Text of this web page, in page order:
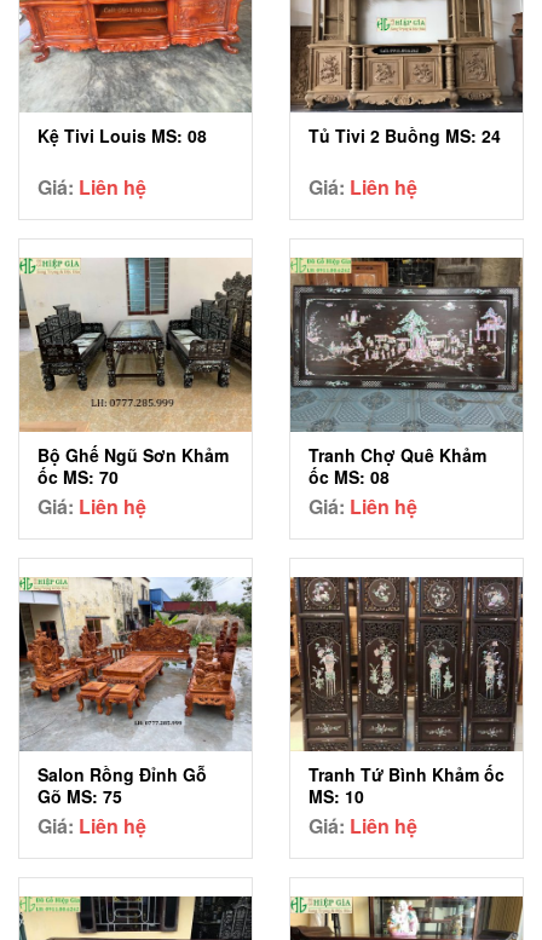
Kệ Tivi Louis MS: 08
Giá: Liên hệ
Tủ Tivi 2 Buồng MS: 24
Giá: Liên hệ
Bộ Ghế Ngũ Sơn Khảm
ốc MS: 70
Giá: Liên hệ
Tranh Chợ Quê Khảm
ốc MS: 08
Giá: Liên hệ
Salon Rồng Đỉnh Gỗ
Gõ MS: 75
Giá: Liên hệ
Tranh Tứ Bình Khảm ốc
MS: 10
Giá: Liên hệ